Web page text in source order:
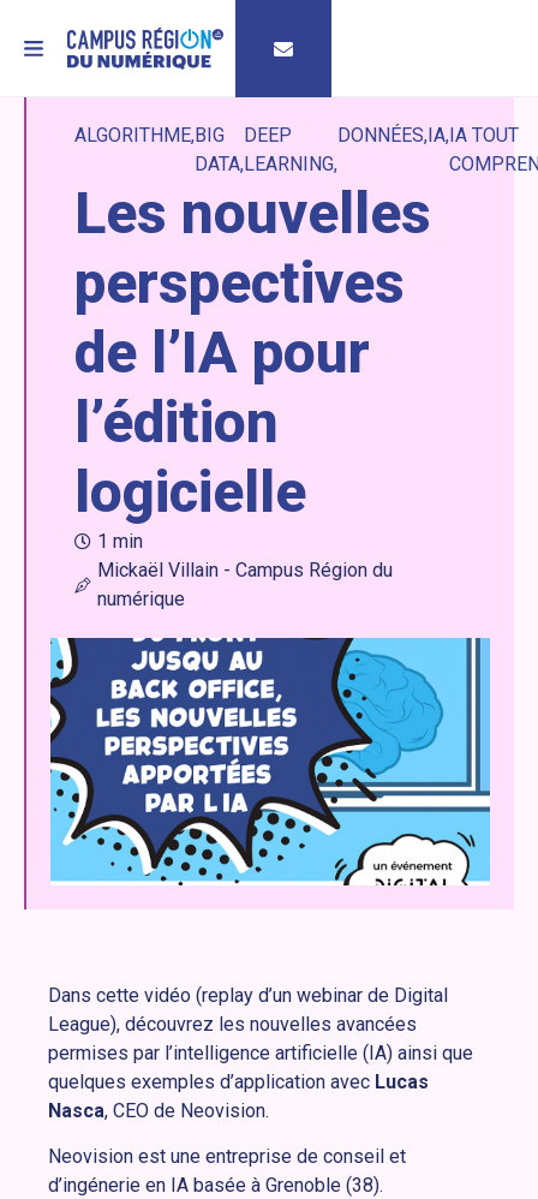
MENU
ALGORITHME BIG
DATA
DEEP
LEARNING
DONNÉES IA IA TOUT
Les nouvelles
perspectives
de l’IA pour
l’édition
logicielle
1 min
Mickaël Villain - Campus Région du
numérique
Dans cette vidéo (replay d’un webinar de Digital
League), découvrez les nouvelles avancées
permises par l’intelligence artificielle (IA) ainsi que
quelques exemples d’application avec Lucas
Nasca, CEO de Neovision.
Neovision est une entreprise de conseil et
d’ingénerie en IA basée à Grenoble (38).